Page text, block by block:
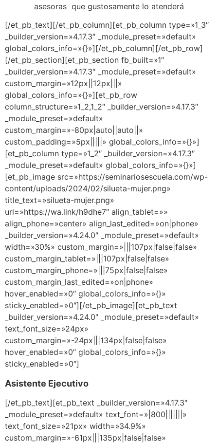
asesoras que gustosamente lo atenderá
[/et_pb_text][/et_pb_column][et_pb_column type=»1_3″
_builder_version=»4.17.3″ _module_preset=»default»
global_colors_info=»{}»][/et_pb_column][/et_pb_row]
[/et_pb_section][et_pb_section fb_built=»1″
_builder_version=»4.17.3″ _module_preset=»default»
custom_margin=»12px||12px|||»
global_colors_info=»{}»][et_pb_row
column_structure=»1_2,1_2″ _builder_version=»4.17.3″
_module_preset=»default»
custom_margin=»-80px|auto||auto||»
custom_padding=»5px|||||» global_colors_info=»{}»]
[et_pb_column type=»1_2″ _builder_version=»4.17.3″
_module_preset=»default» global_colors_info=»{}»]
[et_pb_image src=»https://seminariosescuela.com/wp-
content/uploads/2024/02/silueta-mujer.png»
title_text=»silueta-mujer.png»
url=»https://wa.link/h9dhe7″ align_tablet=»»
align_phone=»center» align_last_edited=»on|phone»
_builder_version=»4.24.0″ _module_preset=»default»
width=»30%» custom_margin=»|||107px|false|false»
custom_margin_tablet=»|||107px|false|false»
custom_margin_phone=»|||75px|false|false»
custom_margin_last_edited=»on|phone»
hover_enabled=»0″ global_colors_info=»{}»
sticky_enabled=»0″][/et_pb_image][et_pb_text
_builder_version=»4.24.0″ _module_preset=»default»
text_font_size=»24px»
custom_margin=»-24px|||134px|false|false»
hover_enabled=»0″ global_colors_info=»{}»
sticky_enabled=»0″]
Asistente Ejecutivo
[/et_pb_text][et_pb_text _builder_version=»4.17.3″
_module_preset=»default» text_font=»|800|||||||»
text_font_size=»21px» width=»34.9%»
custom_margin=»-61px|||135px|false|false»